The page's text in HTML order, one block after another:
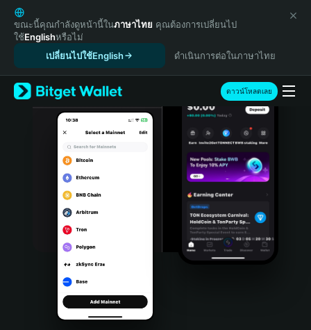
English
日本語
Tiếng Việt
Español (Latinoamérica)
Türkçe
Italiano
Português (Portugal)
Bahasa Indonesia
Português (Brasil)
Español (Argentina)
ขณะนี้คุณกำลังดูหน้านี้ในภาษาไทย คุณต้องการเปลี่ยนไป
ใช้Englishหรือไม่
เปลี่ยนไปใช้English
ดำเนินการต่อในภาษาไทย
ดาวน์โหลดเลย